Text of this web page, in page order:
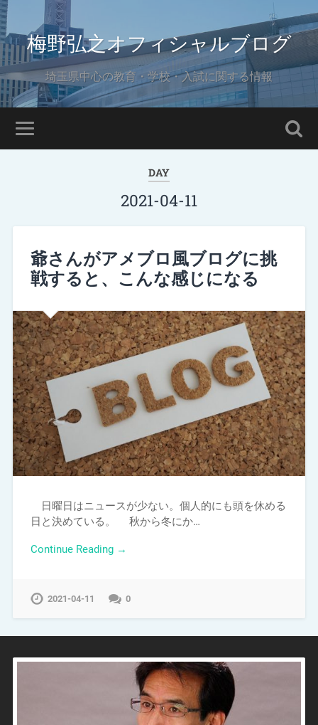
梅野弘之オフィシャルブログ
埼玉県中心の教育・学校・入試に関する情報
DAY
2021-04-11
爺さんがアメブロ風ブログに挑
戦すると、こんな感じになる
日曜日はニュースが少ない。個人的にも頭を休める
日と決めている。 秋から冬にか…
Continue Reading →
2021-04-11 0